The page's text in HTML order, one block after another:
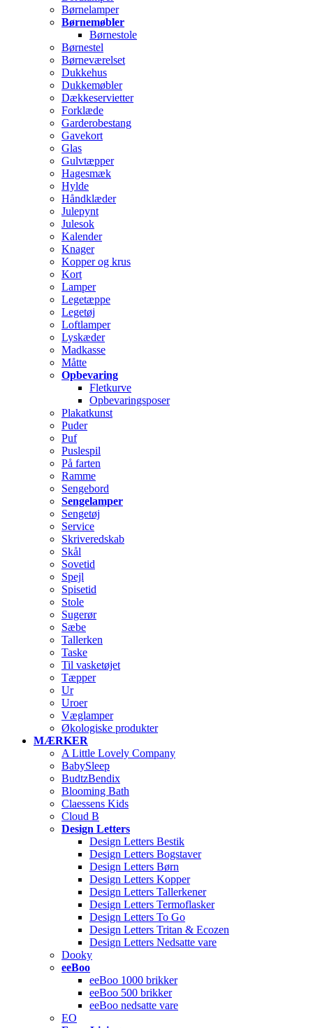
Børnelamper
Børnemøbler
Børnestole
Børnestel
Børneværelset
Dukkehus
Dukkemøbler
Dækkeservietter
Forklæde
Garderobestang
Gavekort
Glas
Gulvtæpper
Hagesmæk
Hylde
Håndklæder
Julepynt
Julesok
Kalender
Knager
Kopper og krus
Kort
Lamper
Legetæppe
Legetøj
Loftlamper
Lyskæder
Madkasse
Måtte
Opbevaring
Fletkurve
Opbevaringsposer
Plakatkunst
Puder
Puf
Puslespil
På farten
Ramme
Sengebord
Sengelamper
Sengetøj
Service
Skriveredskab
Skål
Sovetid
Spejl
Spisetid
Stole
Sugerør
Sæbe
Tallerken
Taske
Til vasketøjet
Tæpper
Ur
Uroer
Væglamper
Økologiske produkter
MÆRKER
A Little Lovely Company
BabySleep
BudtzBendix
Blooming Bath
Claessens Kids
Cloud B
Design Letters
Design Letters Bestik
Design Letters Bogstaver
Design Letters Børn
Design Letters Kopper
Design Letters Tallerkener
Design Letters Termoflasker
Design Letters To Go
Design Letters Tritan & Ecozen
Design Letters Nedsatte vare
Dooky
eeBoo
eeBoo 1000 brikker
eeBoo 500 brikker
eeBoo nedsatte vare
EO